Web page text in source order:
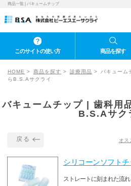
商品一覧 | バキュームチップ
このサイトの使い方 商品を探す
HOME 商品を探す 診療用品
バキューム
らB.S.Aサクライ
バキュームチップ | 歯科用
B.S.Aサク
戻る オス
シリコーンソフト
ストレートに刻まれた流